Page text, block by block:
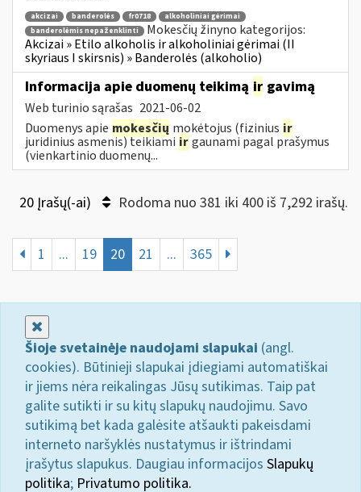
akcizai banderolės fr0718
alkoholiniai gėrimai
banderolėmis nepaženklinti
Mokesčių žinyno kategorijos:
Akcizai » Etilo alkoholis ir alkoholiniai gėrimai (II
skyriaus I skirsnis) » Banderolės (alkoholio)
Informacija apie duomenų teikimą ir gavimą
Web turinio sąrašas 2021-06-02
Duomenys apie mokesčių mokėtojus (fizinius ir
juridinius asmenis) teikiami irgaunami pagal prašymus
(vienkartinio duomenų...
20 Įrašų(-ai) Rodoma nuo 381 iki 400 iš 7,292 irašų.
1 ... 19 20 21 ... 365
Šioje svetainėje naudojami slapukai (angl.
cookies). Būtinieji slapukai įdiegiami automatiškai
ir jiems nėra reikalingas Jūsų sutikimas. Taip pat
galite sutikti ir su kitų slapukų naudojimu. Savo
sutikimą bet kada galėsite atšaukti pakeisdami
interneto naršyklės nustatymus ir ištrindami
įrašytus slapukus. Daugiau informacijos Slapukų
politika; Privatumo politika.